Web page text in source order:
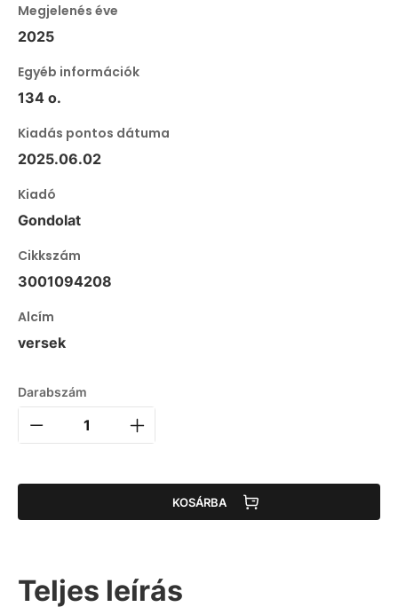
Megjelenés éve
2025
Egyéb információk
134 o.
Kiadás pontos dátuma
2025.06.02
Kiadó
Gondolat
Cikkszám
3001094208
Alcím
versek
Darabszám
KOSÁRBA
Teljes leírás